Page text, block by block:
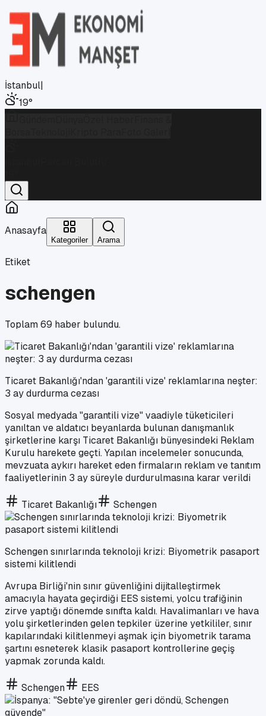
İstanbul|
19°
Anasayfa
Kategoriler Arama
Etiket
schengen
Toplam69 haber bulundu.
Ticaret Bakanlığı'ndan 'garantili vize' reklamlarına neşter:
3 ay durdurma cezası
Sosyal medyada "garantili vize" vaadiyle tüketicileri
yanıltan ve aldatıcı beyanlarda bulunan danışmanlık
şirketlerine karşı Ticaret Bakanlığı bünyesindeki Reklam
Kurulu harekete geçti. Yapılan incelemeler sonucunda,
mevzuata aykırı hareket eden firmaların reklam ve tanıtım
faaliyetlerinin 3 ay süreyle durdurulmasına karar verildi
Ticaret Bakanlığı Schengen
Schengen sınırlarında teknoloji krizi: Biyometrik pasaport
sistemi kilitlendi
Avrupa Birliği'nin sınır güvenliğini dijitalleştirmek
amacıyla hayata geçirdiği EES sistemi, yolcu trafiğinin
zirve yaptığı dönemde sınıfta kaldı. Havalimanları ve hava
yolu şirketlerinden gelen tepkiler üzerine yetkililer, sınır
kapılarındaki kilitlenmeyi aşmak için biyometrik tarama
şartını esneterek klasik pasaport kontrollerine geçiş
yapmak zorunda kaldı.
Schengen EES